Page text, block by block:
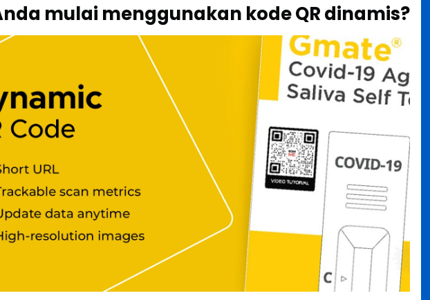
mulai menggunakan kode QR dinamis?